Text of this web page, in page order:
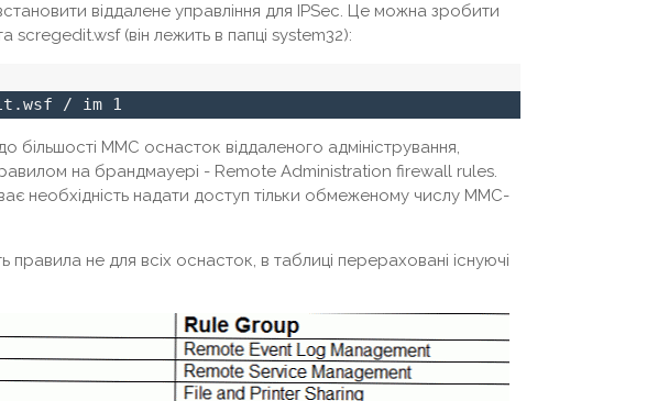
віддалене управління для IPSec. Це можна зробити
(він лежить в папці system32):
/ im 1
більшості MMC оснасток віддаленого адміністрування,
на брандмауері - Remote Administration firewall rules.
необхідність надати доступ тільки обмеженому числу MMC-
правила не для всіх оснасток, в таблиці перераховані існуючі